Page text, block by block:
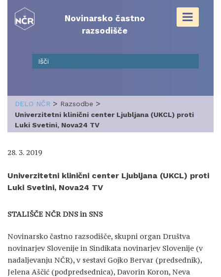
content
Novinarsko častno
razsodišče
DELO NČR > Razsodbe >
Univerzitetni klinični center Ljubljana (UKCL) proti
Luki Svetini, Nova24 TV
28. 3. 2019
Univerzitetni klinični center Ljubljana (UKCL) proti
Luki Svetini, Nova24 TV
STALIŠČE NČR DNS in SNS
Novinarsko častno razsodišče, skupni organ Društva
novinarjev Slovenije in Sindikata novinarjev Slovenije (v
nadaljevanju NČR), v sestavi Gojko Bervar (predsednik),
Jelena Aščić (podpredsednica), Davorin Koron, Neva